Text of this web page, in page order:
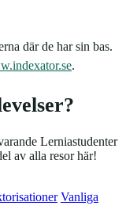
där de har sin bas.
.
Lerniastudenter
av alla resor här!
Vanliga